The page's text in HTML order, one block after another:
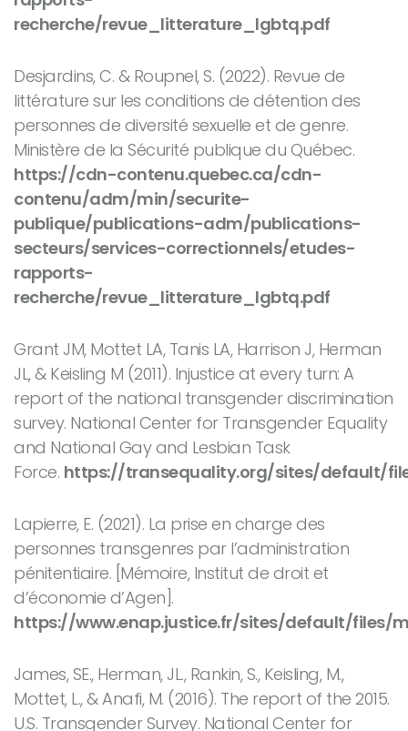
recherche/revue_litterature_lgbtq.pdf
Desjardins, C. & Roupnel, S. (2022). Revue de
littérature sur les conditions de détention des
personnes de diversité sexuelle et de genre.
Ministère de la Sécurité publique du Québec.
https://cdn-contenu.quebec.ca/cdn-
contenu/adm/min/securite-
publique/publications-adm/publications-
secteurs/services-correctionnels/etudes-
rapports-
recherche/revue_litterature_lgbtq.pdf
Grant JM, Mottet LA, Tanis LA, Harrison J, Herman
JL, & Keisling M (2011). Injustice at every turn: A
report of the national transgender discrimination
survey. National Center for Transgender Equality
and National Gay and Lesbian Task
Force. https://transequality.org/sites/default/
Lapierre, E. (2021). La prise en charge des
personnes transgenres par l’administration
pénitentiaire. [Mémoire, Institut de droit et
d’économie d’Agen].
https://www.enap.justice.fr/sites/default/files/
James, SE., Herman, JL., Rankin, S., Keisling, M.,
Mottet, L., & Anafi, M. (2016). The report of the 2015.
U.S. Transgender Survey. National Center for